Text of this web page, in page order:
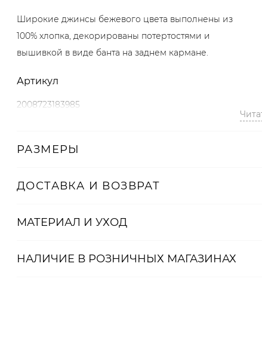
Широкие джинсы бежевого цвета выполнены из
100% хлопка, декорированы потертостями и
вышивкой в виде банта на заднем кармане.
Артикул
2008723183985
РАЗМЕРЫ
ДОСТАВКА И ВОЗВРАТ
МАТЕРИАЛ И УХОД
НАЛИЧИЕ В РОЗНИЧНЫХ МАГАЗИНАХ